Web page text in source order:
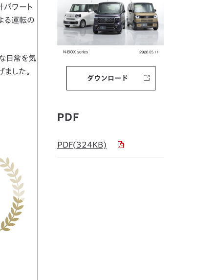
パワート
る運転の
日常を気
した。
ダウンロード
PDF
PDF(324KB)